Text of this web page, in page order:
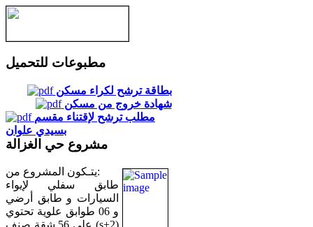
مطبوعات للتحميل
بطاقة ترشح لكراء مسكن
شهادة خروج من مسكن
مطلب ترشح لإقتناء مقسم
بسيدي علوان
مشروع حي الغزالة
يتـكون المشروع من:
طابق سفلي لإيواء
السيارات و طابق أرضي
و 06 طوابق علوية تحتوي